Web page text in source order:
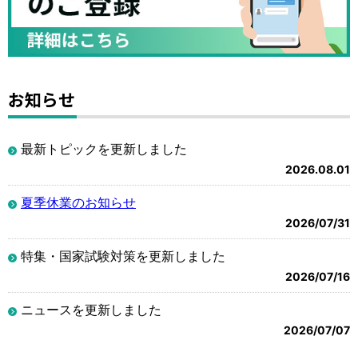
お知らせ
最新トピックを更新しました
2026.08.01
夏季休業のお知らせ
2026/07/31
特集・国家試験対策を更新しました
2026/07/16
ニュースを更新しました
2026/07/07